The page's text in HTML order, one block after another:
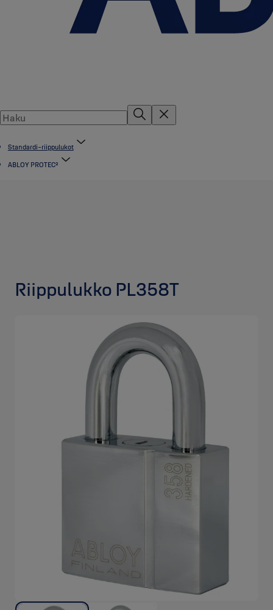
Standardi-riippulukot
ABLOY PROTEC²
Riippulukko PL358T